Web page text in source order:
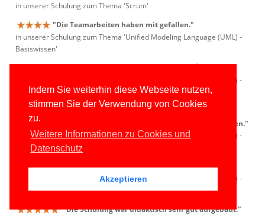
Indem Sie weiterhin diese Webseite nutzen,
stimmen Sie der Verwendung von Cookies
zu.
Weitere Informationen zu Cookies und
Datenschutz
Akzeptieren
in unserer Schulung zum Thema 'Scrum'
"Die Teamarbeiten haben mit gefallen."
in unserer Schulung zum Thema 'Unified Modeling Language (UML) -
Basiswissen'
in unserer Schulung zum Thema 'Unified Modeling Language (UML) -
Basiswissen'
"Eine sehr informative Schulung. Theoretische
Themen wurden aufgelockert und sehr verständlich vorgetragen."
in unserer Schulung zum Thema 'Unified Modeling Language (UML) -
Basiswissen'
"Die Interaktivität des Workshops war gut."
in unserer Schulung zum Thema 'Unified Modeling Language (UML) -
Basiswissen'
"Die Schulung war didaktisch sehr gut aufgebaut."